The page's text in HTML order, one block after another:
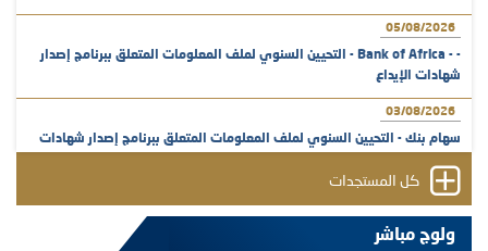
05/08/2026
- - Bank of Africa - التحيين السنوي لملف المعلومات المتعلق ببرنامج إصدار
شهادات الإيداع
03/08/2026
سهام بنك - التحيين السنوي لملف المعلومات المتعلق ببرنامج إصدار شهادات
31/07/2026
VEOLIA ENVIRONNEMENT - تؤشر الهيئة المغربية لسوق الرساميل على
المنشور النهائي المتعلق بالزيادة في الرأسمال المخصصة لأجراء المجموعة
كل المستجدات
ولوج مباشر